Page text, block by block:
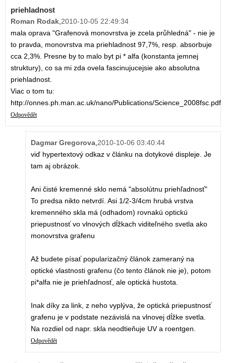
priehladnost
Roman Rodak,2010-10-05 22:49:34
mala oprava "Grafenová monovrstva je zcela průhledná" - nie je
to pravda, monovrstva ma priehladnost 97,7%, resp. absorbuje
cca 2,3%. Presne by to malo byt pi * alfa (konstanta jemnej
struktury), co sa mi zda ovela fascinujucejsie ako absolutna
priehladnost.
Viac o tom tu:
http://onnes.ph.man.ac.uk/nano/Publications/Science_2008fsc.pdf
Odpovědět
Dagmar Gregorova,2010-10-06 03:40:44
viď hypertextový odkaz v článku na dotykové displeje. Je
tam aj obrázok.
Ani čisté kremenné sklo nemá "absolútnu priehľadnosť"
To predsa nikto netvrdí. Asi 1/2-3/4cm hrubá vrstva
kremenného skla má (odhadom) rovnakú optickú
priepustnosť vo vlnových dĺžkach viditeľného svetla ako
monovrstva grafenu
Až budete písať popularizačný článok zameraný na
optické vlastnosti grafenu (čo tento článok nie je), potom
pi*alfa nie je priehľadnosť, ale optická hustota.
Inak díky za link, z neho vyplýva, že optická priepustnosť
grafenu je v podstate nezávislá na vlnovej dĺžke svetla.
Na rozdiel od napr. skla neodtieňuje UV a roentgen.
Odpovědět